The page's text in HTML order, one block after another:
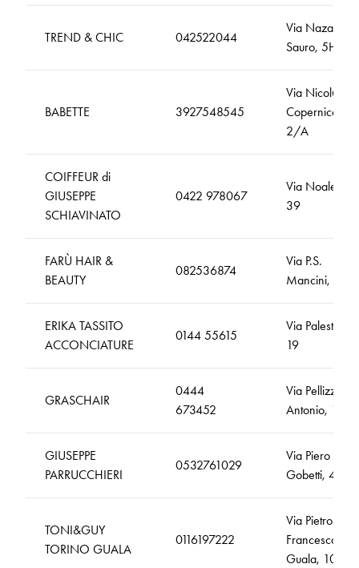
TREND & CHIC 042522044
Via Nazario
Sauro, 5H
BABETTE 3927548545
Via Nicolò
Copernico,
2/A
COIFFEUR di
GIUSEPPE
SCHIAVINATO
0422 978067
Via Noalese,
39
FARÙ HAIR &
BEAUTY
082536874
Via P.S.
Mancini, 130
ERIKA TASSITO
ACCONCIATURE
0144 55615
Via Palestro,
19
GRASCHAIR
0444
673452
Via Pellizzari
Antonio, 10
GIUSEPPE
PARRUCCHIERI
0532761029
Via Piero
Gobetti, 41
TONI&GUY
TORINO GUALA
0116197222
Via Pietro
Francesco
Guala, 107